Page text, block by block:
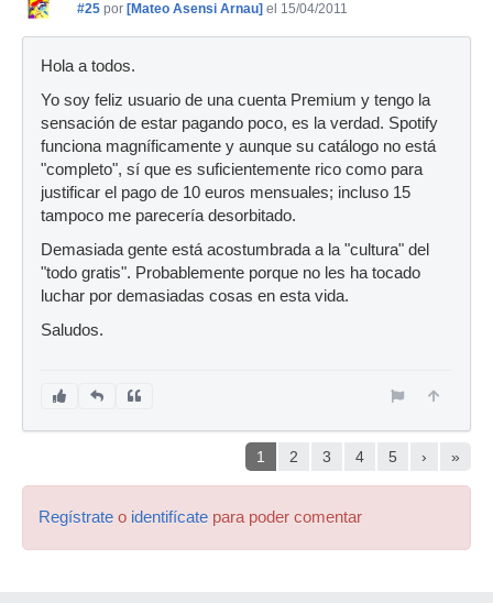
#25 por [Mateo Asensi Arnau] el 15/04/2011
Hola a todos.
Yo soy feliz usuario de una cuenta Premium y tengo la
sensación de estar pagando poco, es la verdad. Spotify
funciona magníficamente y aunque su catálogo no está
"completo", sí que es suficientemente rico como para
justificar el pago de 10 euros mensuales; incluso 15
tampoco me parecería desorbitado.
Demasiada gente está acostumbrada a la "cultura" del
"todo gratis". Probablemente porque no les ha tocado
luchar por demasiadas cosas en esta vida.
Saludos.
1 2 3 4 5 › »
Regístrate o identifícate para poder comentar